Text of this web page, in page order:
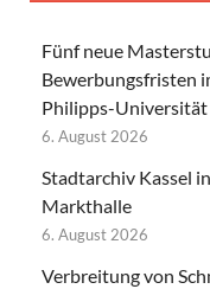
Fünf neue
Bewerbungsfristen
Philipps-Universität
6. August 2026
Stadtarchiv Kassel
Markthalle
6. August 2026
Verbreitung von